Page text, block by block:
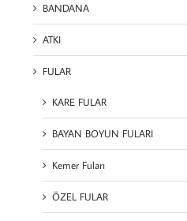
BANDANA
ATKI
FULAR
KARE FULAR
BAYAN BOYUN FULARI
Kemer Fuları
ÖZEL FULAR